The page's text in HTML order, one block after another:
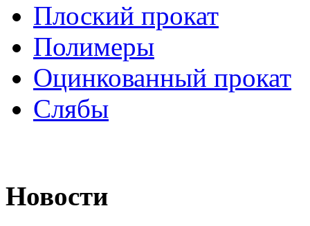
Плоский прокат
Полимеры
Оцинкованный прокат
Слябы
Новости